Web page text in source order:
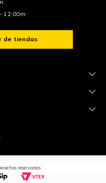
12:00m
de tiendas
+
+
+
reservados